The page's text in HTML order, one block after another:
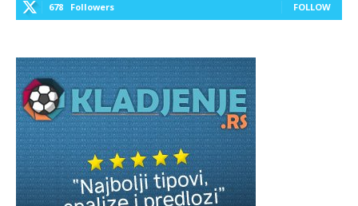
678 Followers FOLLOW